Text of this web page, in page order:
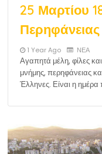
25 Μαρτίου
1 Year Ago ΝΕΑ
Αγαπητά μέλη, φίλες
μνήμης, περηφάνειας
Έλληνες. Είναι η ημέρα